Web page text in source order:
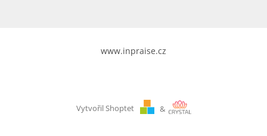
www.inpraise.cz
Vytvořil Shoptet &